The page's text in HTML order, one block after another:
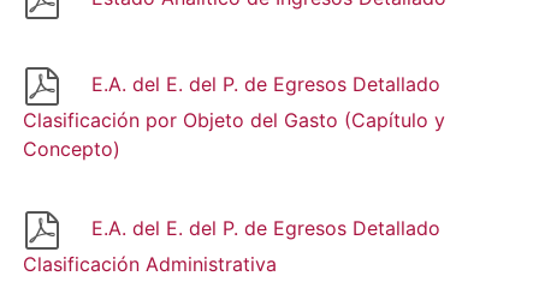
E.A. del E. del P. de Egresos Detallado
Clasificación por Objeto del Gasto (Capítulo y
Concepto)
E.A. del E. del P. de Egresos Detallado
Clasificación Administrativa